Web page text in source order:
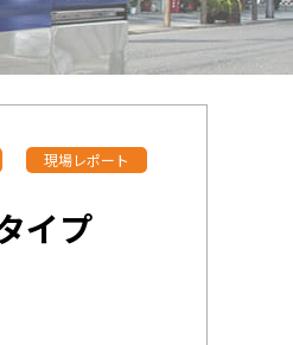
現場レポート
イプ